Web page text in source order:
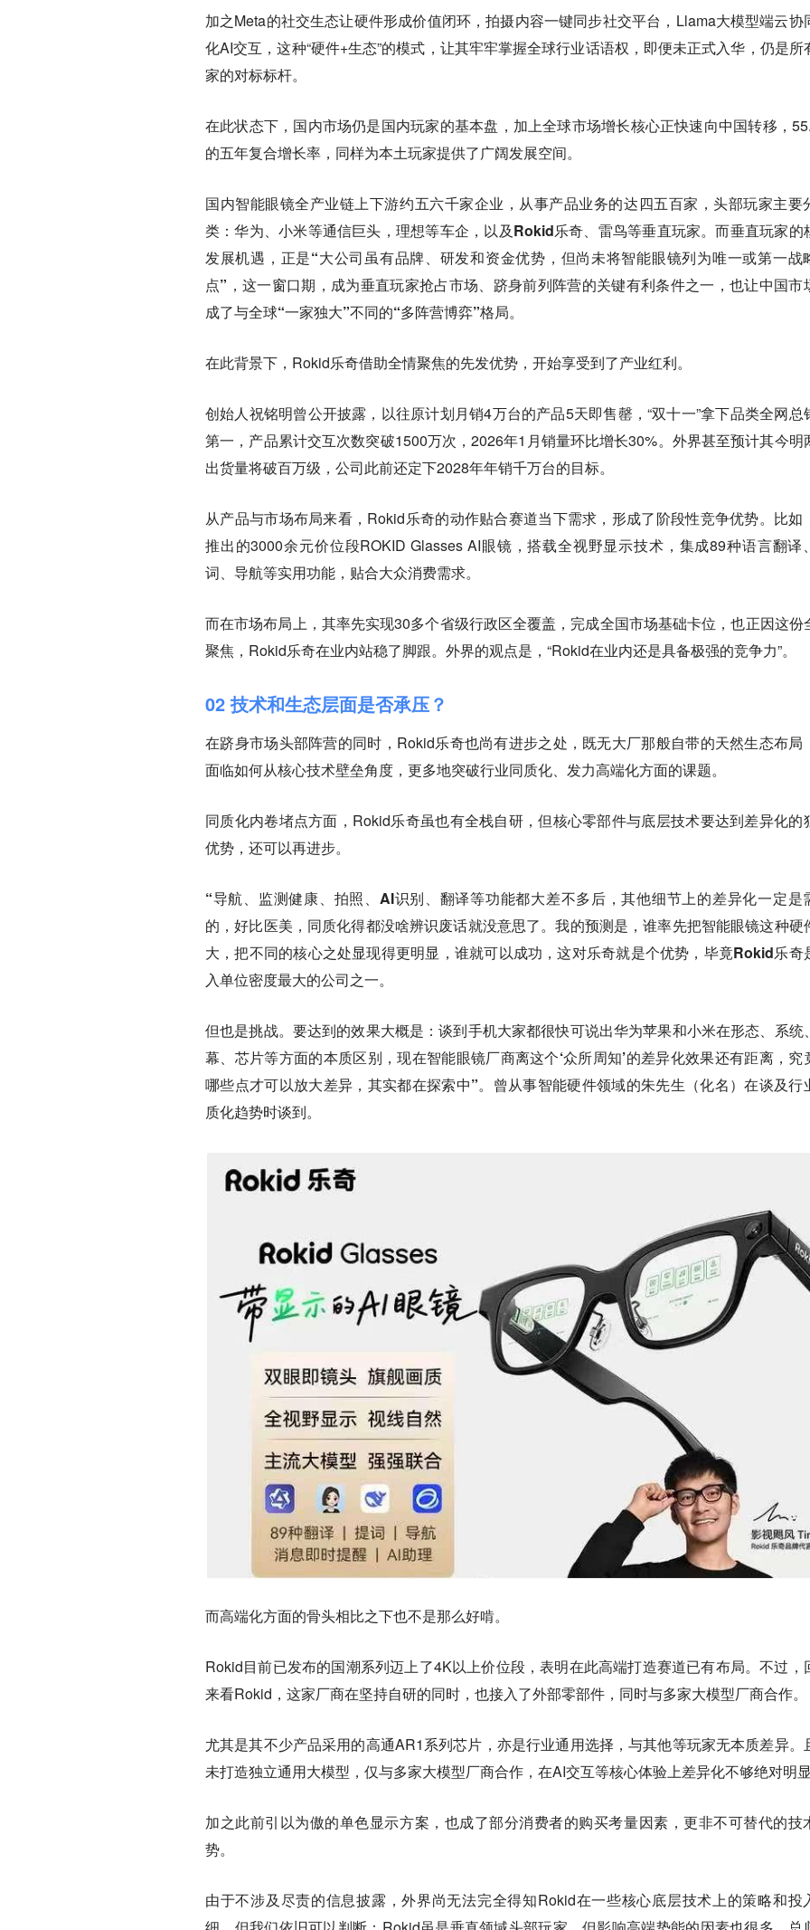
加之Meta的社交生态让硬件形成价值闭环，拍摄内容一键同步社交平台，Llama大模型端云协
化AI交互，这种“硬件+生态”的模式，让其牢牢掌握全球行业话语权，即便未正式入华，仍是所
家的对标标杆。
在此状态下，国内市场仍是国内玩家的基本盘，加上全球市场增长核心正快速向中国转移，
的五年复合增长率，同样为本土玩家提供了广阔发展空间。
国内智能眼镜全产业链上下游约五六千家企业，从事产品业务的达四五百家，头部玩家主要
类：华为、小米等通信巨头，理想等车企，以及Rokid乐奇、雷鸟等垂直玩家。而垂直玩家的
发展机遇，正是“大公司虽有品牌、研发和资金优势，但尚未将智能眼镜列为唯一或第一战
点”，这一窗口期，成为垂直玩家抢占市场、跻身前列阵营的关键有利条件之一，也让中国市
成了与全球“一家独大”不同的“多阵营博弈”格局。
在此背景下，Rokid乐奇借助全情聚焦的先发优势，开始享受到了产业红利。
创始人祝铭明曾公开披露，以往原计划月销4万台的产品5天即售罄，“双十一”拿下品类全网总
第一，产品累计交互次数突破1500万次，2026年1月销量环比增长30%。外界甚至预计其今明
出货量将破百万级，公司此前还定下2028年年销千万台的目标。
从产品与市场布局来看，Rokid乐奇的动作贴合赛道当下需求，形成了阶段性竞争优势。比如
推出的3000余元价位段ROKID Glasses AI眼镜，搭载全视野显示技术，集成89种语言翻译
词、导航等实用功能，贴合大众消费需求。
而在市场布局上，其率先实现30多个省级行政区全覆盖，完成全国市场基础卡位，也正因这份
聚焦，Rokid乐奇在业内站稳了脚跟。外界的观点是，“Rokid在业内还是具备极强的竞争力”。
02 技术和生态层面是否承压？
在跻身市场头部阵营的同时，Rokid乐奇也尚有进步之处，既无大厂那般自带的天然生态布局
面临如何从核心技术壁垒角度，更多地突破行业同质化、发力高端化方面的课题。
同质化内卷堵点方面，Rokid乐奇虽也有全栈自研，但核心零部件与底层技术要达到差异化的
优势，还可以再进步。
“导航、监测健康、拍照、AI识别、翻译等功能都大差不多后，其他细节上的差异化一定是
的，好比医美，同质化得都没啥辨识废话就没意思了。我的预测是，谁率先把智能眼镜这种硬
大，把不同的核心之处显现得更明显，谁就可以成功，这对乐奇就是个优势，毕竟Rokid乐奇
入单位密度最大的公司之一。
但也是挑战。要达到的效果大概是：谈到手机大家都很快可说出华为苹果和小米在形态、系统
幕、芯片等方面的本质区别，现在智能眼镜厂商离这个‘众所周知’的差异化效果还有距离，究
哪些点才可以放大差异，其实都在探索中”。曾从事智能硬件领域的朱先生（化名）在谈及行
质化趋势时谈到。
而高端化方面的骨头相比之下也不是那么好啃。
Rokid目前已发布的国潮系列迈上了4K以上价位段，表明在此高端打造赛道已有布局。不过，
来看Rokid，这家厂商在坚持自研的同时，也接入了外部零部件，同时与多家大模型厂商合作。
尤其是其不少产品采用的高通AR1系列芯片，亦是行业通用选择，与其他等玩家无本质差异。
未打造独立通用大模型，仅与多家大模型厂商合作，在AI交互等核心体验上差异化不够绝对明显
加之此前引以为傲的单色显示方案，也成了部分消费者的购买考量因素，更非不可替代的技
势。
由于不涉及尽责的信息披露，外界尚无法完全得知Rokid在一些核心底层技术上的策略和投